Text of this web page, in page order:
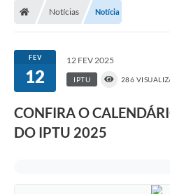
Notícias Notícia
FEV
12
12 FEV 2025
IPTU 286
CONFIRA O
DO IPTU 2025